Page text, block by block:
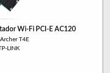
Wi-Fi PCI-E AC120
T4E
LINK